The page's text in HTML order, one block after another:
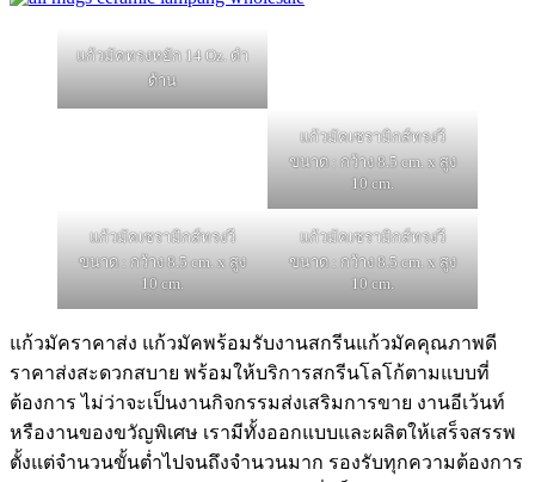
แก้วมัคทรงหยัก 14 Oz. ดำ
ด้าน
แก้วมัคเซรามิกส์ทรงวี
ขนาด : กว้าง 8.5 cm. x สูง
10 cm.
แก้วมัคเซรามิกส์ทรงวี
ขนาด : กว้าง 8.5 cm. x สูง
10 cm.
แก้วมัคเซรามิกส์ทรงวี
ขนาด : กว้าง 8.5 cm. x สูง
10 cm.
แก้วมัคราคาส่ง แก้วมัคพร้อมรับงานสกรีนแก้วมัคคุณภาพดี
ราคาส่งสะดวกสบาย พร้อมให้บริการสกรีนโลโก้ตามแบบที่
ต้องการ ไม่ว่าจะเป็นงานกิจกรรมส่งเสริมการขาย งานอีเว้นท์
หรืองานของขวัญพิเศษ เรามีทั้งออกแบบและผลิตให้เสร็จสรรพ
ตั้งแต่จำนวนขั้นต่ำไปจนถึงจำนวนมาก รองรับทุกความต้องการ